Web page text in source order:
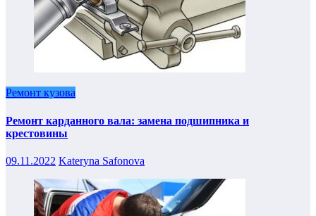
Ремонт кузова
Ремонт карданного вала: замена подшипника и
крестовины
09.11.2022 Kateryna Safonova